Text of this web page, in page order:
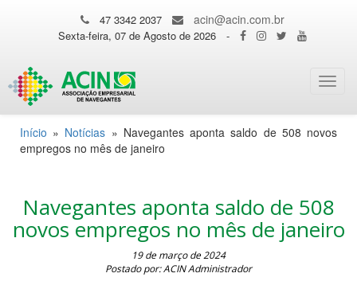
47 3342 2037 acin@acin.com.br
Sexta-feira, 07 de Agosto de 2026 -
Início » Notícias » Navegantes aponta saldo de 508 novos
empregos no mês de janeiro
Navegantes aponta saldo de 508
novos empregos no mês de janeiro
19 de março de 2024
Postado por: ACIN Administrador